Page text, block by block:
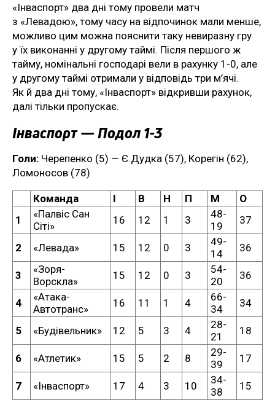
«Інваспорт» два дні тому провели матч
з «Левадою», тому часу на відпочинок мали менше,
можливо цим можна пояснити таку невиразну гру
у їх виконанні у другому таймі. Після першого ж
тайму, номінальні господарі вели в рахунку 1-0, але
у другому таймі отримали у відповідь три м’ячі.
Як й два дні тому, «Інваспорт» відкривши рахунок,
далі тільки пропускає.
Інваспорт — Подол 1-3
Голи: Черепенко (5) — Є.Дудка (57), Корегін (62),
Ломоносов (78)
Команда І В Н П М
О
1
«Палвіс Сан
Сіті»
16 12 1 3
48-
19
37
2 «Левада» 15 12 0 3
49-
14
36
3
«Зоря-
Ворскла»
15 12 0 3
54-
20
36
4
«Атака-
Автотранс»
16 11 1 4
66-
34
34
5 «Будівельник» 12 5 3 4
28-
21
18
6 «Атлетик» 15 5 2 8
29-
39
17
7 «Інваспорт» 17 4 3 10
34-
38
15